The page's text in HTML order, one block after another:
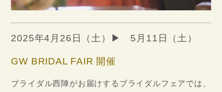
2025年4月26日（土）▶ 5月11日（土）
GW BRIDAL FAIR 開催
ブライダル西陣がお届けするブライダルフェアでは、